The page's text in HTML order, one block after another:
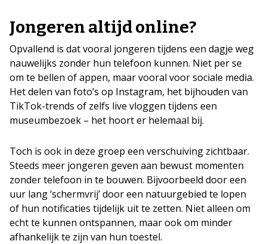
Jongeren altijd online?
Opvallend is dat vooral jongeren tijdens een dagje weg
nauwelijks zonder hun telefoon kunnen. Niet per se
om te bellen of appen, maar vooral voor sociale media.
Het delen van foto’s op Instagram, het bijhouden van
TikTok-trends of zelfs live vloggen tijdens een
museumbezoek – het hoort er helemaal bij.
Toch is ook in deze groep een verschuiving zichtbaar.
Steeds meer jongeren geven aan bewust momenten
zonder telefoon in te bouwen. Bijvoorbeeld door een
uur lang ‘schermvrij’ door een natuurgebied te lopen
of hun notificaties tijdelijk uit te zetten. Niet alleen om
echt te kunnen ontspannen, maar ook om minder
afhankelijk te zijn van hun toestel.